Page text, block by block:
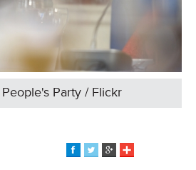
Party / Flickr